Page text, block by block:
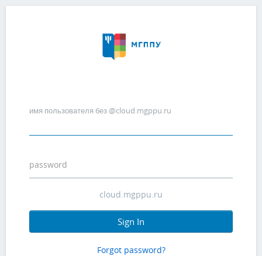
имя пользователя без @cloud.mgppu.ru
password
Sign In
Forgot password?